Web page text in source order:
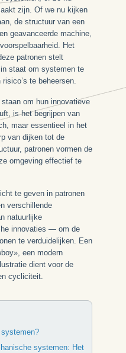
zijn. Of we nu kijken
de structuur van een
geavanceerde machine,
Het
patronen stelt
staat om systemen te
te beheersen.
om hun innovatieve
is het begrijpen van
maar essentieel in het
van dijken tot de
patronen vormen de
omgeving effectief te
te geven in patronen
verschillende
natuurlijke
innovaties — om de
te verduidelijken. Een
een modern
dient voor de
cycliciteit.
systemen: Het